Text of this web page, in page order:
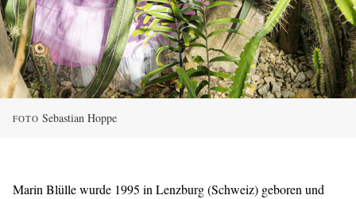
FOTO Sebastian Hoppe
Marin Blülle wurde 1995 in Lenzburg (Schweiz) geboren und